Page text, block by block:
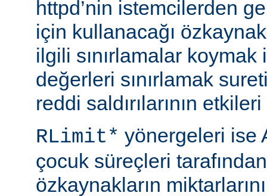
httpd’nin istemcilerden
için kullanacağı
ilgili sınırlamalar koymak
değerleri sınırlamak
reddi saldırılarının
RLimit* yönergeleri ise
çocuk süreçleri
özkaynakların